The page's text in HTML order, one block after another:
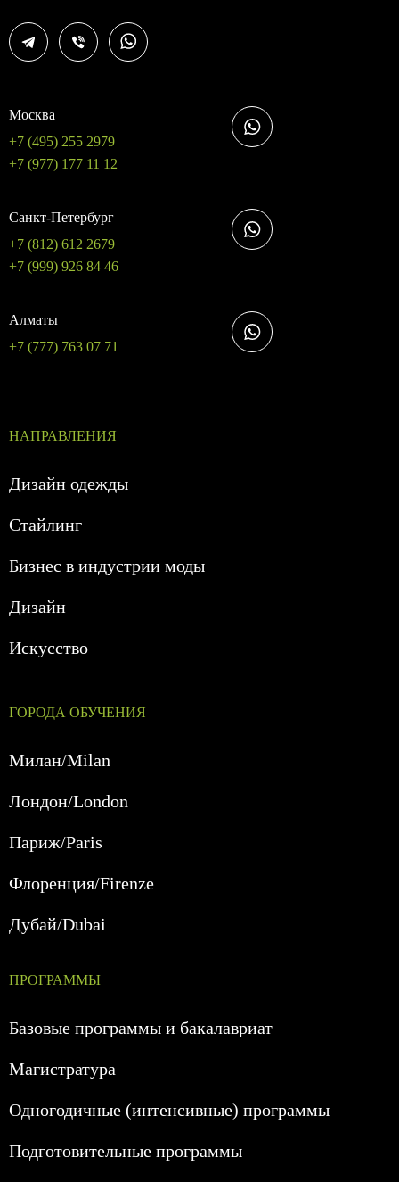
Москва
+7 (495) 255 2979
+7 (977) 177 11 12
Санкт-Петербург
+7 (812) 612 2679
+7 (999) 926 84 46
Алматы
+7 (777) 763 07 71
НАПРАВЛЕНИЯ
Дизайн одежды
Стайлинг
Бизнес в индустрии моды
Дизайн
Искусство
ГОРОДА ОБУЧЕНИЯ
Милан/Milan
Лондон/London
Париж/Paris
Флоренция/Firenze
Дубай/Dubai
ПРОГРАММЫ
Базовые программы и бакалавриат
Магистратура
Одногодичные (интенсивные) программы
Подготовительные программы